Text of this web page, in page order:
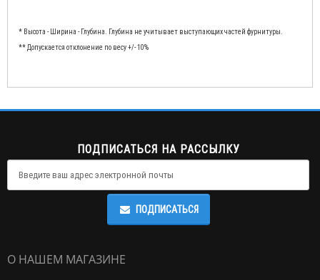
* Высота - Ширина - Глубина. Глубина не учитывает выступающих частей фурнитуры.
** Допускается отклонение по весу +/- 10%
ПОДПИСАТЬСЯ НА РАССЫЛКУ
ПОДПИСАТЬСЯ
О НАШЕМ МАГАЗИНЕ